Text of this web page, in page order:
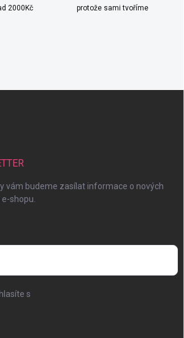
2000Kč protože sami tvoříme
vám budeme zasílat informace o nových
shopu.
s